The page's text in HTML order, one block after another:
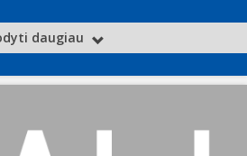
daugiau